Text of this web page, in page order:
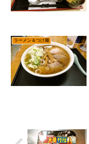
ラーメン＆つけ麺